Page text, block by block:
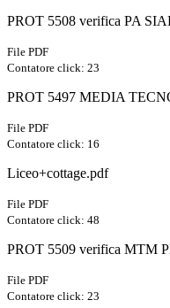
PROT 5508 verifica PA
File PDF
Contatore click: 23
PROT 5497 MEDIA
File PDF
Contatore click: 16
Liceo+cottage.pdf
File PDF
Contatore click: 48
PROT 5509 verifica MTM
File PDF
Contatore click: 23